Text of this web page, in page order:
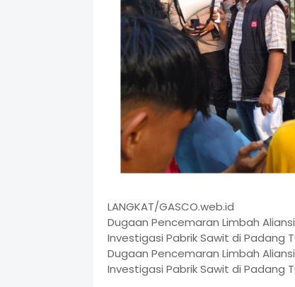
LANGKAT/GASCO.web.id
Dugaan Pencemaran Limbah
Investigasi Pabrik Sawit di Padang
Dugaan Pencemaran Limbah
Investigasi Pabrik Sawit di Padang